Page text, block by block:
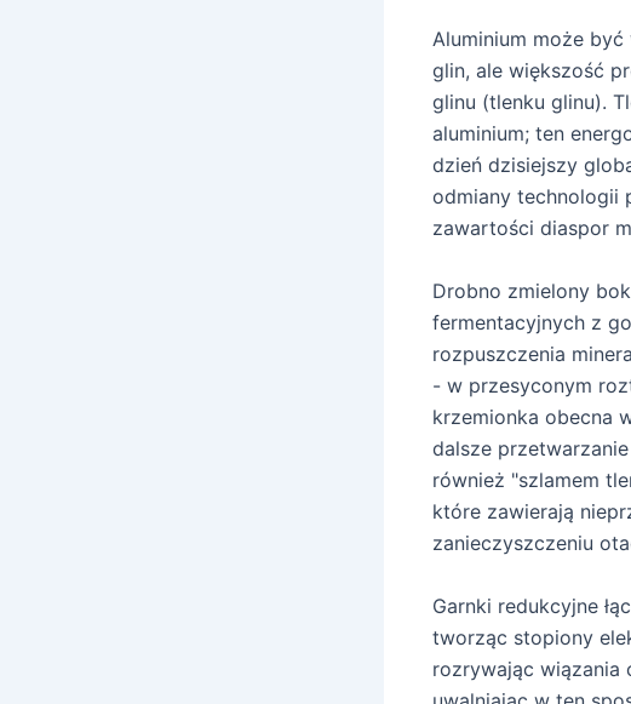
Aluminium może
glin, ale większość
glinu (tlenku glinu).
aluminium; ten
dzień dzisiejszy
odmiany technologii
zawartości diaspor
Drobno zmielony
fermentacyjnych z
rozpuszczenia
- w przesyconym
krzemionka obecna
dalsze
również "szlamem
które zawierają
zanieczyszczeniu
Garnki redukcyjne
tworząc stopiony
rozrywając wiązania